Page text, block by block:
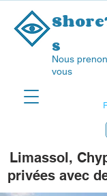
s
Nous
vous
Limassol,
privées avec